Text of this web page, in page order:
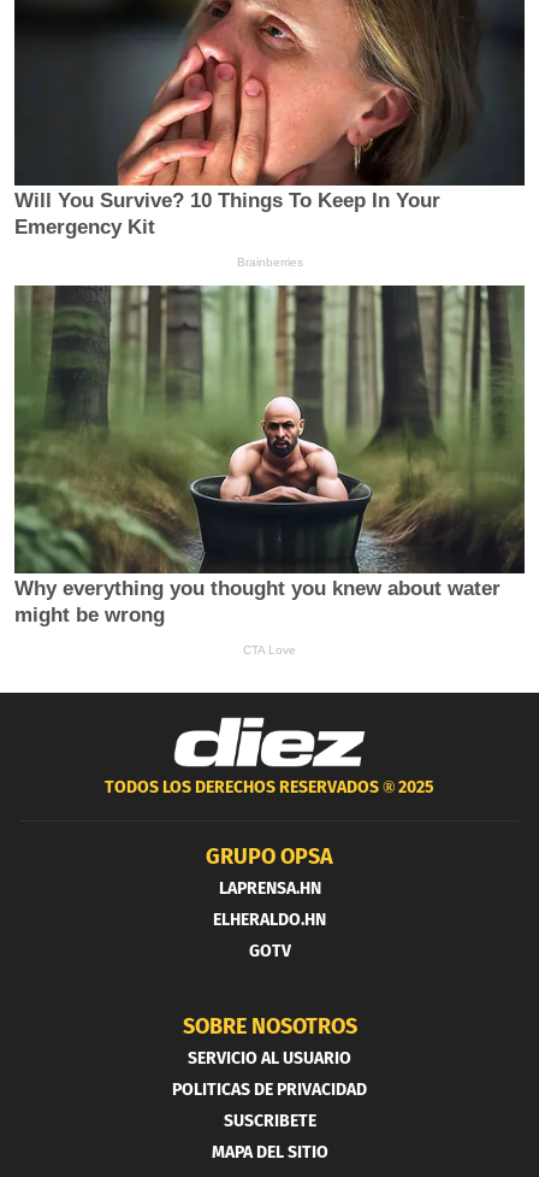
TODOS LOS DERECHOS RESERVADOS ®2025
GRUPO OPSA
LAPRENSA.HN
ELHERALDO.HN
GOTV
SOBRE NOSOTROS
SERVICIO AL USUARIO
POLITICAS DE PRIVACIDAD
SUSCRIBETE
MAPA DEL SITIO